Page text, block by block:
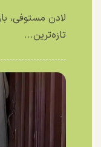
لادن مستوفی،
تازه‌ترین...